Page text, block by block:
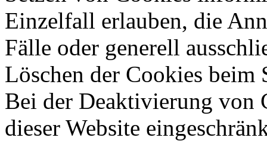
Einzelfall erlauben, die
Fälle oder generell
Löschen der Cookies beim
Bei der Deaktivierung von
dieser Website